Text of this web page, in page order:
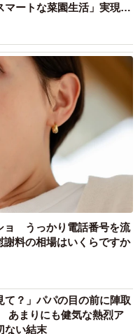
ートな菜園生活」実現な
ョ うっかり電話番号を流
料の相場はいくらですか
て？」パパの目の前に陣取
あまりにも健気な熱烈ア
ない結末